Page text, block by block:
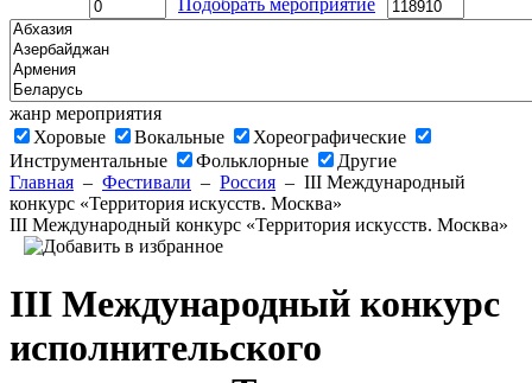
Подобрать мероприятие
жанр мероприятия
Хоровые
Вокальные
Хореографические
Инструментальные
Фольклорные
Другие
Главная – Фестивали – Россия – III Международный
конкурс «Территория искусств. Москва»
III Международный конкурс «Территория искусств. Москва»
III Международный конкурс
исполнительского